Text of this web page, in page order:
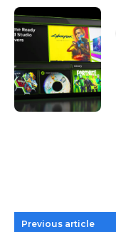
Previous article